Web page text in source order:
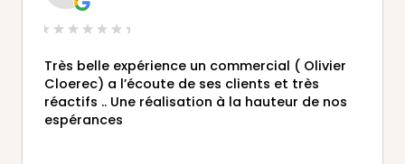
Très belle expérience un commercial ( Olivier
Cloerec) a l’écoute de ses clients et très
réactifs .. Une réalisation à la hauteur de nos
espérances